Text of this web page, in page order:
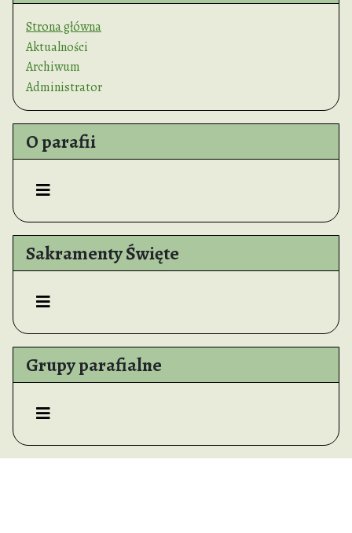
Strona główna
Aktualności
Archiwum
Administrator
O parafii
Sakramenty Święte
Grupy parafialne